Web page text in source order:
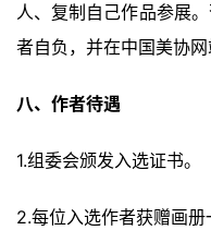
边
夜
术
库
人、复制自己作品参展
者自负，并在中国美协网
八、作者待遇
1.组委会颁发入选证书。
2.每位入选作者获赠画册